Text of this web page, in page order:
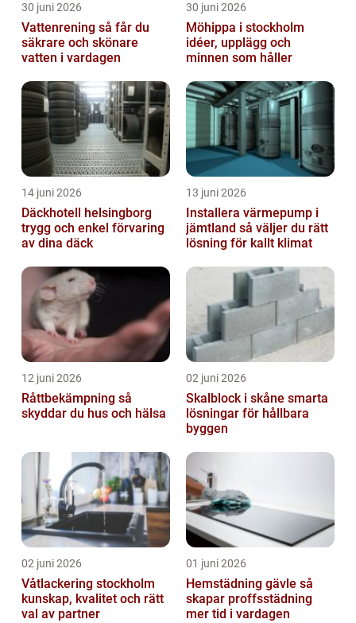
30 juni 2026
Vattenrening så får du
säkrare och skönare
vatten i vardagen
30 juni 2026
Möhippa i stockholm
idéer, upplägg och
minnen som håller
14 juni 2026
Däckhotell helsingborg
trygg och enkel förvaring
av dina däck
13 juni 2026
Installera värmepump i
jämtland så väljer du rätt
lösning för kallt klimat
12 juni 2026
Råttbekämpning så
skyddar du hus och hälsa
02 juni 2026
Skalblock i skåne smarta
lösningar för hållbara
byggen
02 juni 2026
Våtlackering stockholm
kunskap, kvalitet och rätt
val av partner
01 juni 2026
Hemstädning gävle så
skapar proffsstädning
mer tid i vardagen